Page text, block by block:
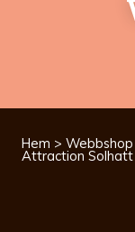
Hem > Webbshop
Attraction